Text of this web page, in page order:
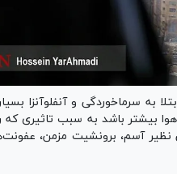
به سرماخوردگی و آنفلوآنزا
بیشتر باشد به سبب تاثیری که
نظیر آسم، برونشیت مزمن،